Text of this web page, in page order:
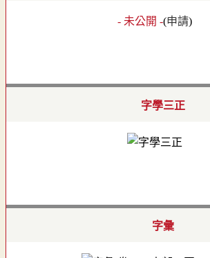
- 未公開 -(申請)
字學三正
字彙